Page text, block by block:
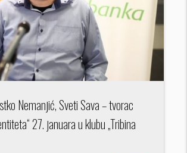
Nemanjić, Sveti Sava – tvorac
27. januara u klubu „Tribina